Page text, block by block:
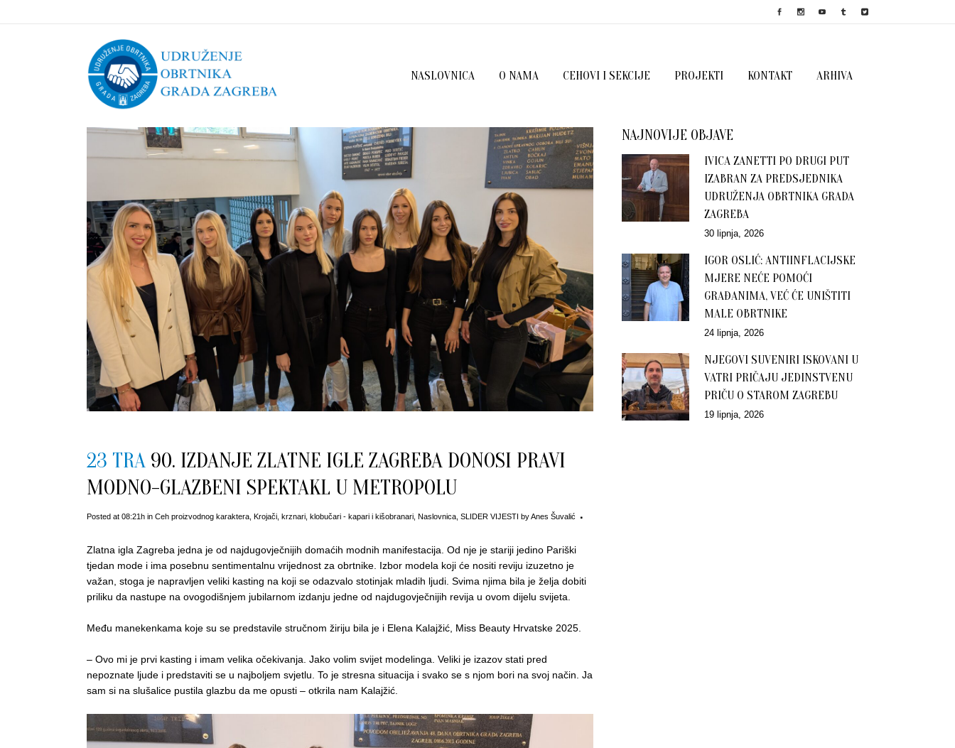
NASLOVNICA O NAMA CEHOVI I SEKCIJE PROJEKTI KONTAKT ARHIVA
23 TRA 90. IZDANJE ZLATNE IGLE ZAGREBA DONOSI PRAVI
MODNO-GLAZBENI SPEKTAKL U METROPOLU
Posted at 08:21h in Ceh proizvodnog karaktera Krojači, krznari, klobučari - kapari i kišobranari Naslovnica SLIDER VIJESTI byAnes Šuvalić
Zlatna igla Zagreba jedna je od najdugovječnijih domaćih modnih manifestacija. Od nje je stariji jedino Pariški
tjedan mode i ima posebnu sentimentalnu vrijednost za obrtnike. Izbor modela koji će nositi reviju izuzetno je
važan, stoga je napravljen veliki kasting na koji se odazvalo stotinjak mladih ljudi. Svima njima bila je želja dobiti
priliku da nastupe na ovogodišnjem jubilarnom izdanju jedne od najdugovječnijih revija u ovom dijelu svijeta.
Među manekenkama koje su se predstavile stručnom žiriju bila je i Elena Kalajžić, Miss Beauty Hrvatske 2025.
– Ovo mi je prvi kasting i imam velika očekivanja. Jako volim svijet modelinga. Veliki je izazov stati pred
nepoznate ljude i predstaviti se u najboljem svjetlu. To je stresna situacija i svako se s njom bori na svoj način. Ja
sam si na slušalice pustila glazbu da me opusti – otkrila nam Kalajžić.
NAJNOVIJE OBJAVE
IVICA ZANETTI PO DRUGI PUT
IZABRAN ZA PREDSJEDNIKA
UDRUŽENJA OBRTNIKA GRADA
ZAGREBA
30 lipnja, 2026
IGOR OSLIĆ: ANTIINFLACIJSKE
MJERE NEĆE POMOĆI
GRAĐANIMA, VEĆ ĆE UNIŠTITI
MALE OBRTNIKE
24 lipnja, 2026
NJEGOVI SUVENIRI ISKOVANI U
VATRI PRIČAJU JEDINSTVENU
PRIČU O STAROM ZAGREBU
19 lipnja, 2026